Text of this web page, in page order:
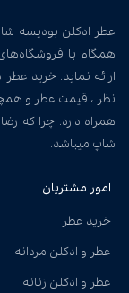
عطر ادکلن بودیسه
همگام با
ارائه نماید. خرید
نظر ، قیمت عطر و
همراه دارد. چرا که
شاپ میباشد.
امور مشتریان
خرید عطر
عطر و ادکلن مردانه
عطر و ادکلن زنانه